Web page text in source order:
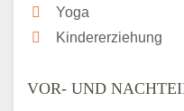
Yoga
Kindererziehung
VOR- UND